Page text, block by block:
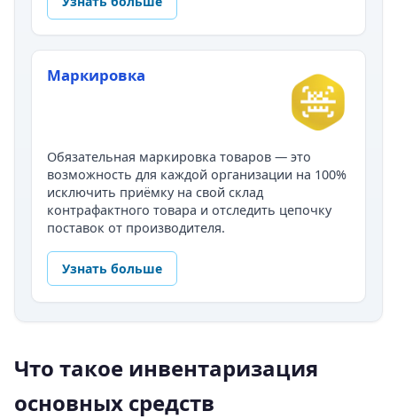
Маркировка
Обязательная маркировка товаров — это
возможность для каждой организации на 100%
исключить приёмку на свой склад
контрафактного товара и отследить цепочку
поставок от производителя.
Узнать больше
Что такое инвентаризация
основных средств